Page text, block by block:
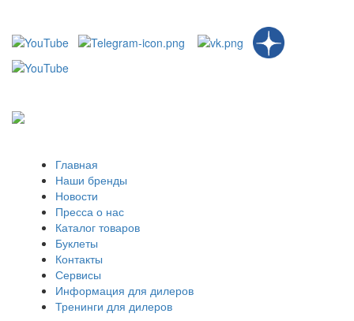
Главная
Наши бренды
Новости
Пресса о нас
Каталог товаров
Буклеты
Контакты
Сервисы
Информация для дилеров
Тренинги для дилеров